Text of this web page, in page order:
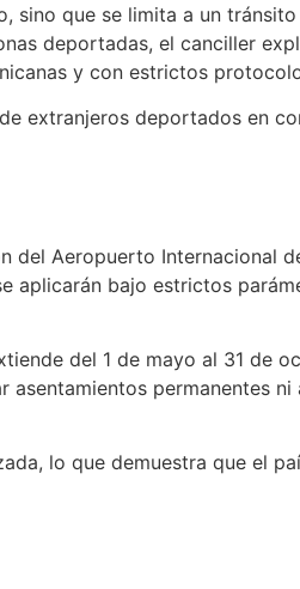
sino que se limita a un
deportadas, el canciller
y con estrictos
extranjeros deportados en
del Aeropuerto Internacional
aplicarán bajo estrictos
del 1 de mayo al 31 de
permanentes
lo que demuestra que el